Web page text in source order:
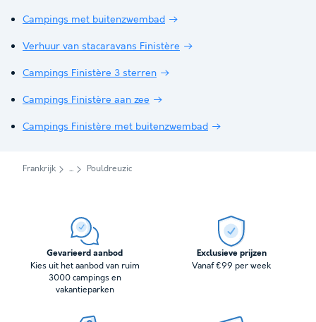
Campings met buitenzwembad
Verhuur van stacaravans Finistère
Campings Finistère 3 sterren
Campings Finistère aan zee
Campings Finistère met buitenzwembad
Frankrijk Pouldreuzic
Gevarieerd aanbod
Kies uit het aanbod van ruim
3000 campings en
vakantieparken
Exclusieve prijzen
Vanaf €99 per week